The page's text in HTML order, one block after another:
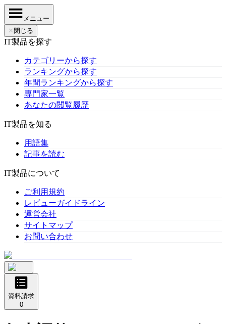
メニュー
✕ 閉じる
IT製品を探す
カテゴリーから探す
ランキングから探す
年間ランキングから探す
専門家一覧
あなたの閲覧履歴
IT製品を知る
用語集
記事を読む
IT製品について
ご利用規約
レビューガイドライン
運営会社
サイトマップ
お問い合わせ
資料請求
0